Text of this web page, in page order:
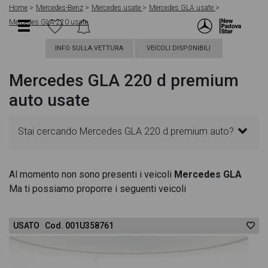
Home Mercedes-Benz Mercedes usate
Mercedes GLA usate
Mercedes GLA 220 usate
INFO SULLA VETTURA VEICOLI DISPONIBILI
Mercedes GLA 220 d premium
auto usate
Stai cercando Mercedes GLA 220 d premium auto?
acquistare un veicolo Mercedes usato. Le schede
veicolo sono dettagliate e sempre aggiornate in
modo da aiutarti a scegliere quella più adatta alle
Al momento non sono presenti i veicoli Mercedes GLA
Ma ti possiamo proporre i seguenti veicoli
USATO Cod. 001U358761